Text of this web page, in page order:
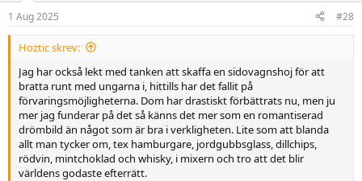
1 Aug 2025 #28
Hoztic skrev:
Jag har också lekt med tanken att skaffa en sidovagnshoj för att
bratta runt med ungarna i, hittills har det fallit på
förvaringsmöjligheterna. Dom har drastiskt förbättrats nu, men ju
mer jag funderar på det så känns det mer som en romantiserad
drömbild än något som är bra i verkligheten. Lite som att blanda
allt man tycker om, tex hamburgare, jordgubbsglass, dillchips,
rödvin, mintchoklad och whisky, i mixern och tro att det blir
världens godaste efterrätt.